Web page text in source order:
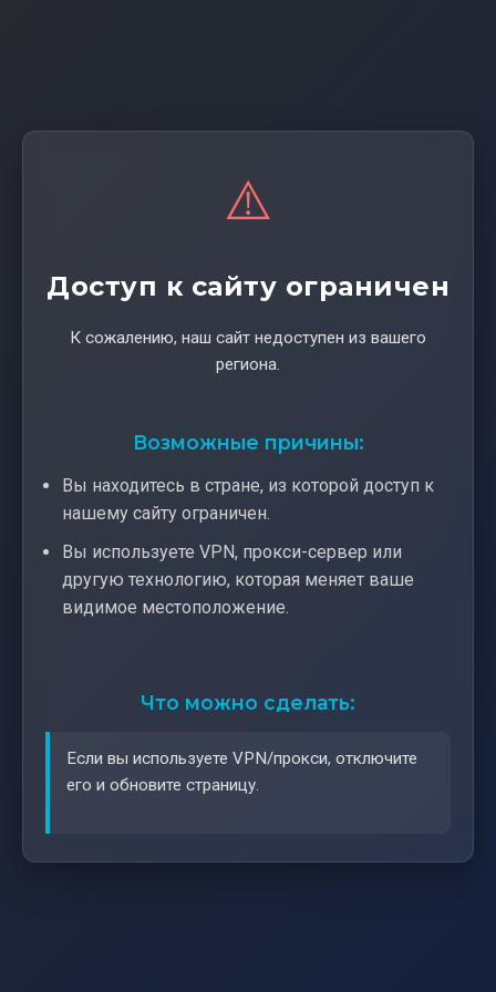
⚠️
Доступ к сайту ограничен
К сожалению, наш сайт недоступен из вашего
региона.
Возможные причины:
Вы находитесь в стране, из которой доступ к
нашему сайту ограничен.
Вы используете VPN, прокси-сервер или
другую технологию, которая меняет ваше
видимое местоположение.
Что можно сделать:
Если вы используете VPN/прокси, отключите
его и обновите страницу.